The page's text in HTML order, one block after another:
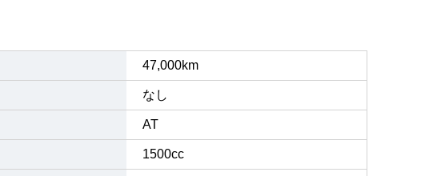
47,000km
なし
AT
1500cc